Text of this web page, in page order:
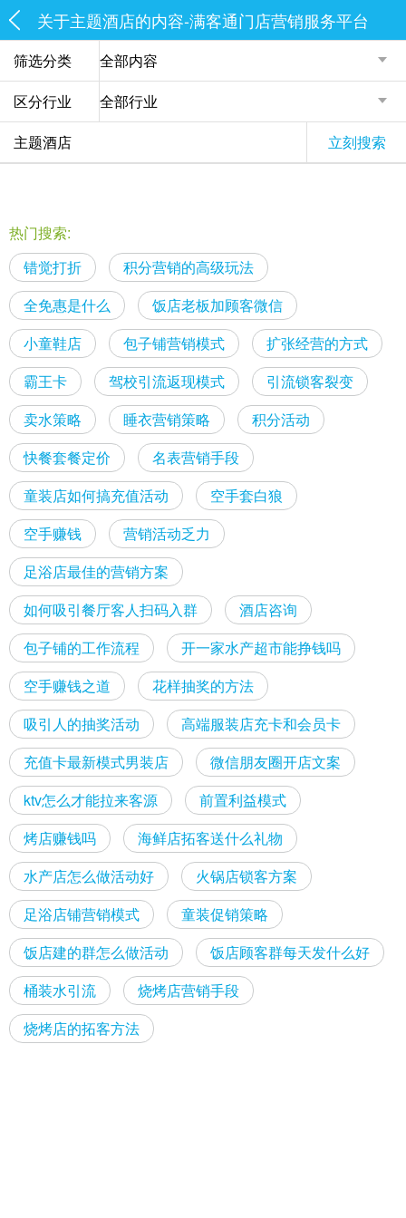
关于主题酒店的内容-满客通门店营销服务平台
筛选分类
区分行业
立刻搜索
热门搜索:
错觉打折
积分营销的高级玩法
全免惠是什么
饭店老板加顾客微信
小童鞋店
包子铺营销模式
扩张经营的方式
霸王卡
驾校引流返现模式
引流锁客裂变
卖水策略
睡衣营销策略
积分活动
快餐套餐定价
名表营销手段
童装店如何搞充值活动
空手套白狼
空手赚钱
营销活动乏力
足浴店最佳的营销方案
如何吸引餐厅客人扫码入群
酒店咨询
包子铺的工作流程
开一家水产超市能挣钱吗
空手赚钱之道
花样抽奖的方法
吸引人的抽奖活动
高端服装店充卡和会员卡
充值卡最新模式男装店
微信朋友圈开店文案
ktv怎么才能拉来客源
前置利益模式
烤店赚钱吗
海鲜店拓客送什么礼物
水产店怎么做活动好
火锅店锁客方案
足浴店铺营销模式
童装促销策略
饭店建的群怎么做活动
饭店顾客群每天发什么好
桶装水引流
烧烤店营销手段
烧烤店的拓客方法